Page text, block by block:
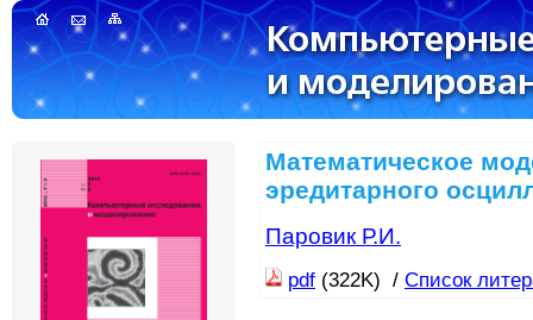
Математическое
эредитарного
Паровик Р.И.
pdf (322K) / Список